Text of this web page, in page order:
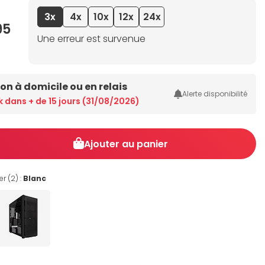
3x 4x 10x 12x
24x
Une erreur est survenue
à domicile ou en relais
En stock dans + de 15 jours (31/08/2026)
Alerte disponibilité
Ajouter au panier
(2) : Blanc